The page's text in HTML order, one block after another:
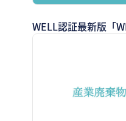
WELL認証最新版「